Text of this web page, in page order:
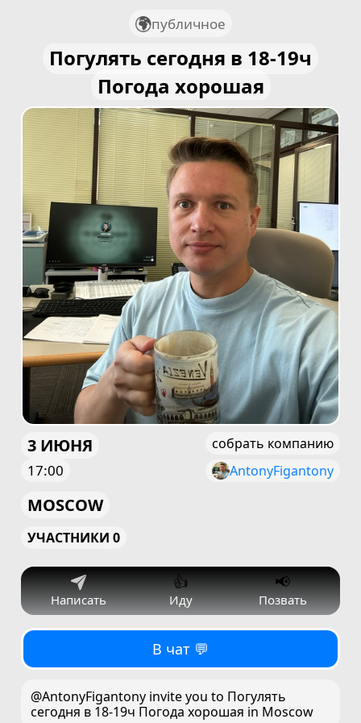
публичное
Погулять сегодня в 18-19ч
Погода хорошая
3 ИЮНЯ
17:00
собрать компанию
AntonyFigantony
MOSCOW
УЧАСТНИКИ 0
Написать
👍
Иду
📢
Позвать
В чат 💬
@AntonyFigantony invite you to Погулять
сегодня в 18-19ч Погода хорошая in Moscow